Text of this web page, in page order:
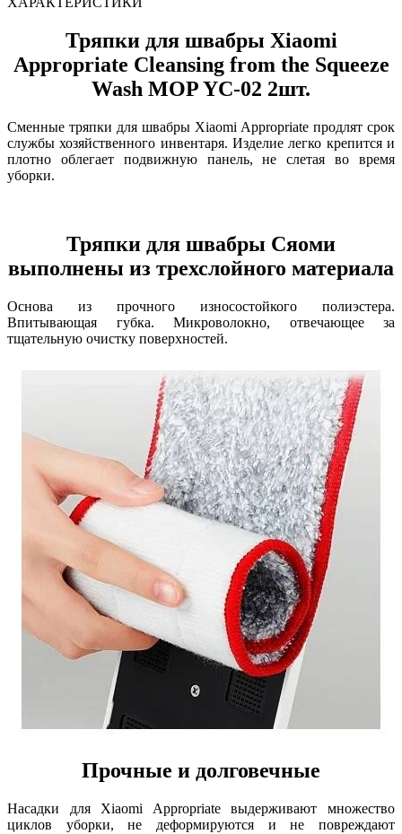
Тряпки для швабры Xiaomi
Appropriate Cleansing from the Squeeze
Wash MOP YC-02 2шт.
Сменные тряпки для швабры Xiaomi Appropriate продлят срок
службы хозяйственного инвентаря. Изделие легко крепится и
плотно облегает подвижную панель, не слетая во время
уборки.
Тряпки для швабры Сяоми
выполнены из трехслойного материала
Основа из прочного износостойкого полиэстера.
Впитывающая губка. Микроволокно, отвечающее за
тщательную очистку поверхностей.
Прочные и долговечные
Насадки для Xiaomi Appropriate выдерживают множество
циклов уборки, не деформируются и не повреждают